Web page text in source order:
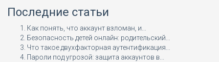
Последние статьи
Как понять, что аккаунт взломан, и...
Безопасность детей онлайн: родительский...
Что такое двухфакторная аутентификация...
Пароли под угрозой: защита аккаунтов в...